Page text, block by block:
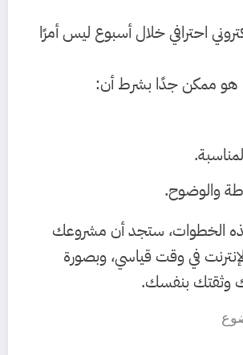
احترافي خلال أسبوع ليس أمرًا
هو ممكن جدًا بشرط أن:
والوضوح.
الخطوات، ستجد أن مشروعك
في وقت قياسي، وبصورة
وثقتك بنفسك.